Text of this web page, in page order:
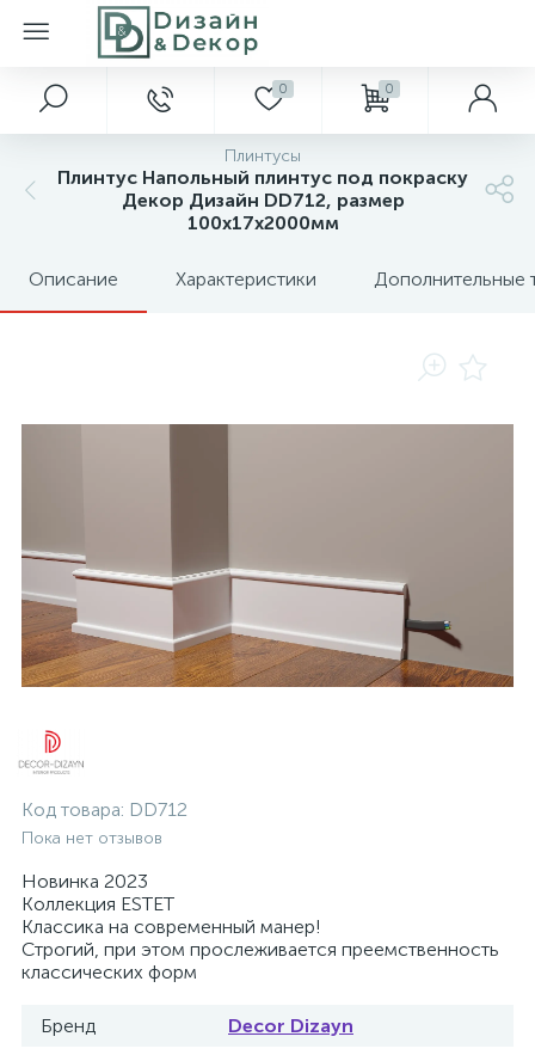
0 0
Плинтусы
Плинтус Напольный плинтус под покраску
Декор Дизайн DD712, размер
100х17х2000мм
Описание Характеристики Дополнительные
Код товара: DD712
Пока нет отзывов
Новинка 2023
Коллекция ESTET
Классика на современный манер!
Строгий, при этом прослеживается преемственность
классических форм
Бренд
Decor Dizayn